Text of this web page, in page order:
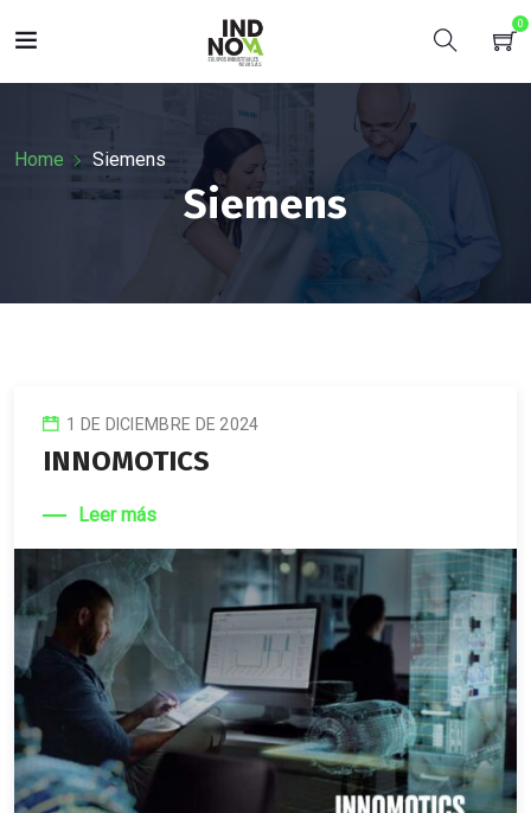
0
Home Siemens
Siemens
1 DE DICIEMBRE DE 2024
INNOMOTICS
Leer más